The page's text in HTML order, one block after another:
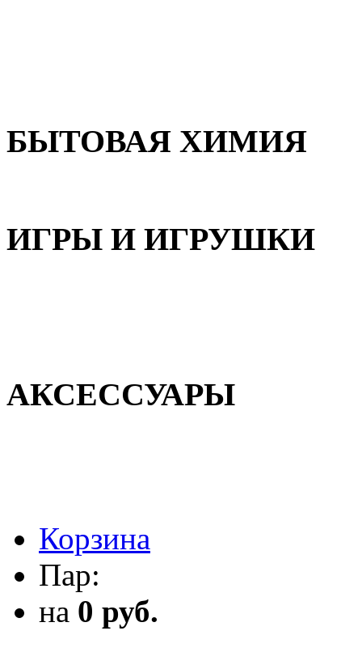
БЫТОВАЯ ХИМИЯ
ИГРЫ И ИГРУШКИ
АКСЕССУАРЫ
Корзина
Пар:
на 0 руб.